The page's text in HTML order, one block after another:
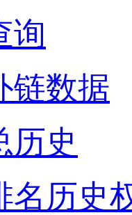
询
链数据
历史
名历史